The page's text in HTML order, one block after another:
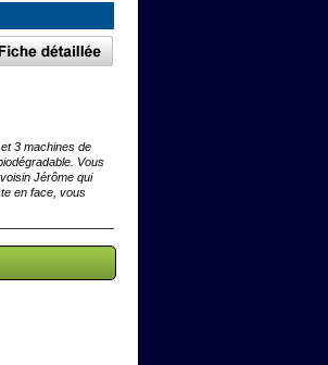
3 machines de
Vous
Jérôme qui
en face, vous